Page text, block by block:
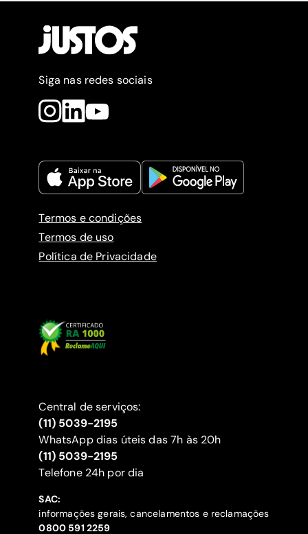
Siga nas redes sociais
Termos e condições
Termos de uso
Política de Privacidade
Central de serviços:
(11) 5039-2195
WhatsApp dias úteis das 7h às 20h
(11) 5039-2195
‍Telefone 24h por dia
SAC:
informações gerais, cancelamentos e reclamações
‍0800 591 2259